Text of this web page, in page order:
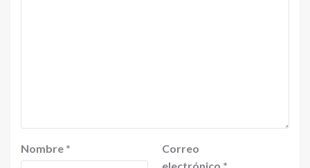
Nombre *
Correo
electrónico *